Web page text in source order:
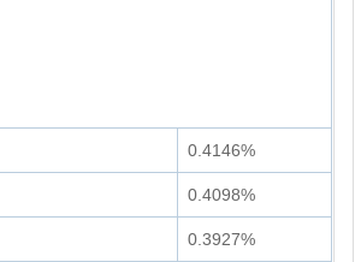
0.4146%
0.4098%
0.3927%